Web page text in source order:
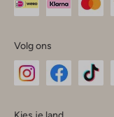
Volg ons